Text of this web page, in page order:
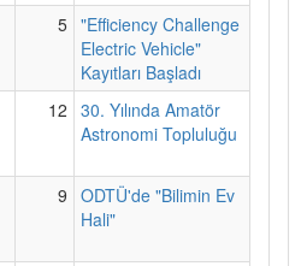
5 "Efficiency Challenge
Electric Vehicle"
Kayıtları Başladı
12 30. Yılında Amatör
Astronomi Topluluğu
9 ODTÜ'de "Bilimin Ev
Hali"